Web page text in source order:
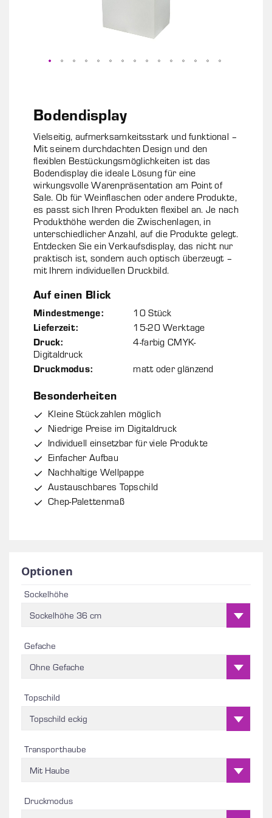
Bildgalerie
springen
Bodendisplay
Vielseitig, aufmerksamkeitsstark und funktional –
Mit seinem durchdachten Design und den
flexiblen Bestückungsmöglichkeiten ist das
Bodendisplay die ideale Lösung für eine
wirkungsvolle Warenpräsentation am Point of
Sale. Ob für Weinflaschen oder andere Produkte,
es passt sich Ihren Produkten flexibel an. Je nach
Produkthöhe werden die Zwischenlagen, in
unterschiedlicher Anzahl, auf die Produkte gelegt.
Entdecken Sie ein Verkaufsdisplay, das nicht nur
praktisch ist, sondern auch optisch überzeugt –
mit Ihrem individuellen Druckbild.
Auf einen Blick
Mindestmenge:
10 Stück
Lieferzeit:
15-20 Werktage
Druck:
4-farbig CMYK-
Digitaldruck
Druckmodus:
matt oder glänzend
Besonderheiten
Kleine Stückzahlen möglich
Niedrige Preise im Digitaldruck
Individuell einsetzbar für viele Produkte
Einfacher Aufbau
Nachhaltige Wellpappe
Austauschbares Topschild
Chep-Palettenmaß
Optionen
Sockelhöhe
Sockelhöhe 36 cm
Gefache
Ohne Gefache
Topschild
Topschild eckig
Transporthaube
Mit Haube
Druckmodus